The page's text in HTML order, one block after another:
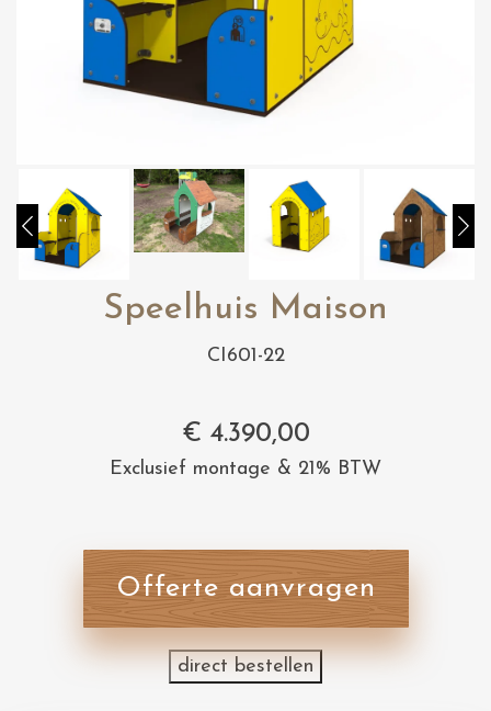
Speelhuis Maison
CI601-22
€ 4.390,00
Exclusief montage & 21% BTW
Offerte aanvragen
direct bestellen